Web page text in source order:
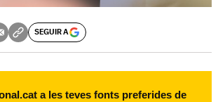
SEGUIR A
a les teves fonts preferides de